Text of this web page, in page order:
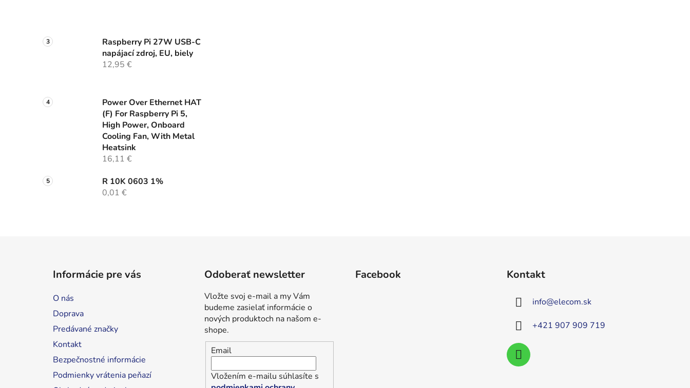
Raspberry Pi 27W USB-C
napájací zdroj, EU, biely
12,95 €
Power Over Ethernet HAT
(F) For Raspberry Pi 5,
High Power, Onboard
Cooling Fan, With Metal
Heatsink
16,11 €
R 10K 0603 1%
0,01 €
Informácie pre vás
O nás
Doprava
Predávané značky
Kontakt
Bezpečnostné informácie
Podmienky vrátenia peňazí
Odoberať newsletter
Vložte svoj e-mail a my Vám
budeme zasielať informácie o
nových produktoch na našom e-
shope.
Email
Vložením e-mailu súhlasíte s
Facebook Kontakt
info@elecom.sk
+421 907 909 719